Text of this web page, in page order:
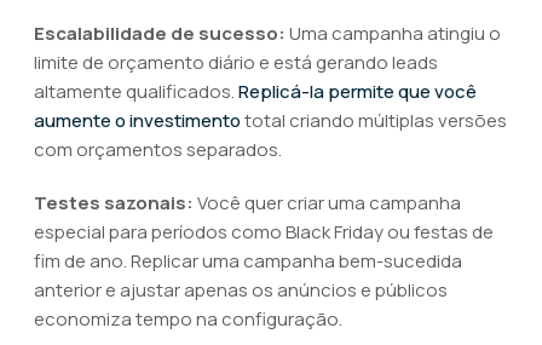
Escalabilidade de sucesso: Uma campanha atingiu o
limite de orçamento diário e está gerando leads
altamente qualificados.Replicá-la permite que você
aumente o investimentototal criando múltiplas versões
com orçamentos separados.
Testes sazonais: Você quer criar uma campanha
especial para períodos como Black Friday ou festas de
fim de ano. Replicar uma campanha bem-sucedida
anterior e ajustar apenas os anúncios e públicos
economiza tempo na configuração.